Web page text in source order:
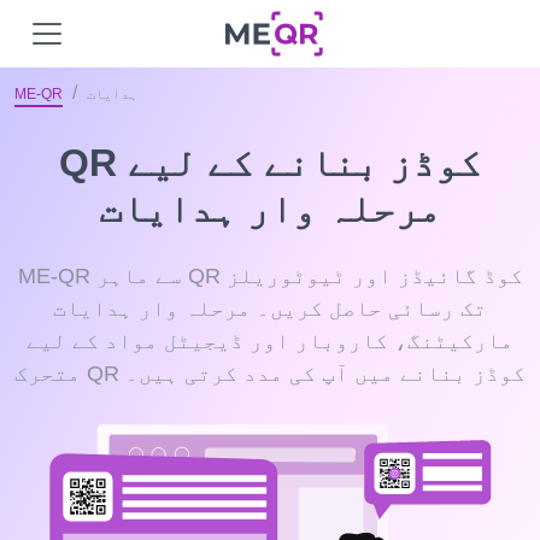
ME-QR ہدایات
QR کوڈز بنانے کے لیے
مرحلہ وار ہدایات
ME-QR سے ماہر QR کوڈ گائیڈز اور ٹیوٹوریلز
تک رسائی حاصل کریں۔ مرحلہ وار ہدایات
مارکیٹنگ، کاروبار اور ڈیجیٹل مواد کے لیے
متحرک QR کوڈز بنانے میں آپ کی مدد کرتی ہیں۔